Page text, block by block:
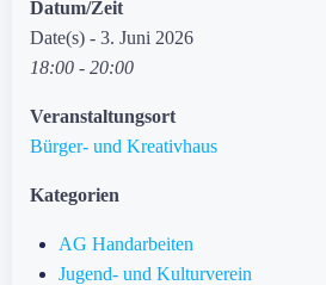
Datum/Zeit
Date(s) - 3. Juni 2026
18:00 - 20:00
Veranstaltungsort
Bürger- und Kreativhaus
Kategorien
AG Handarbeiten
Jugend- und Kulturverein